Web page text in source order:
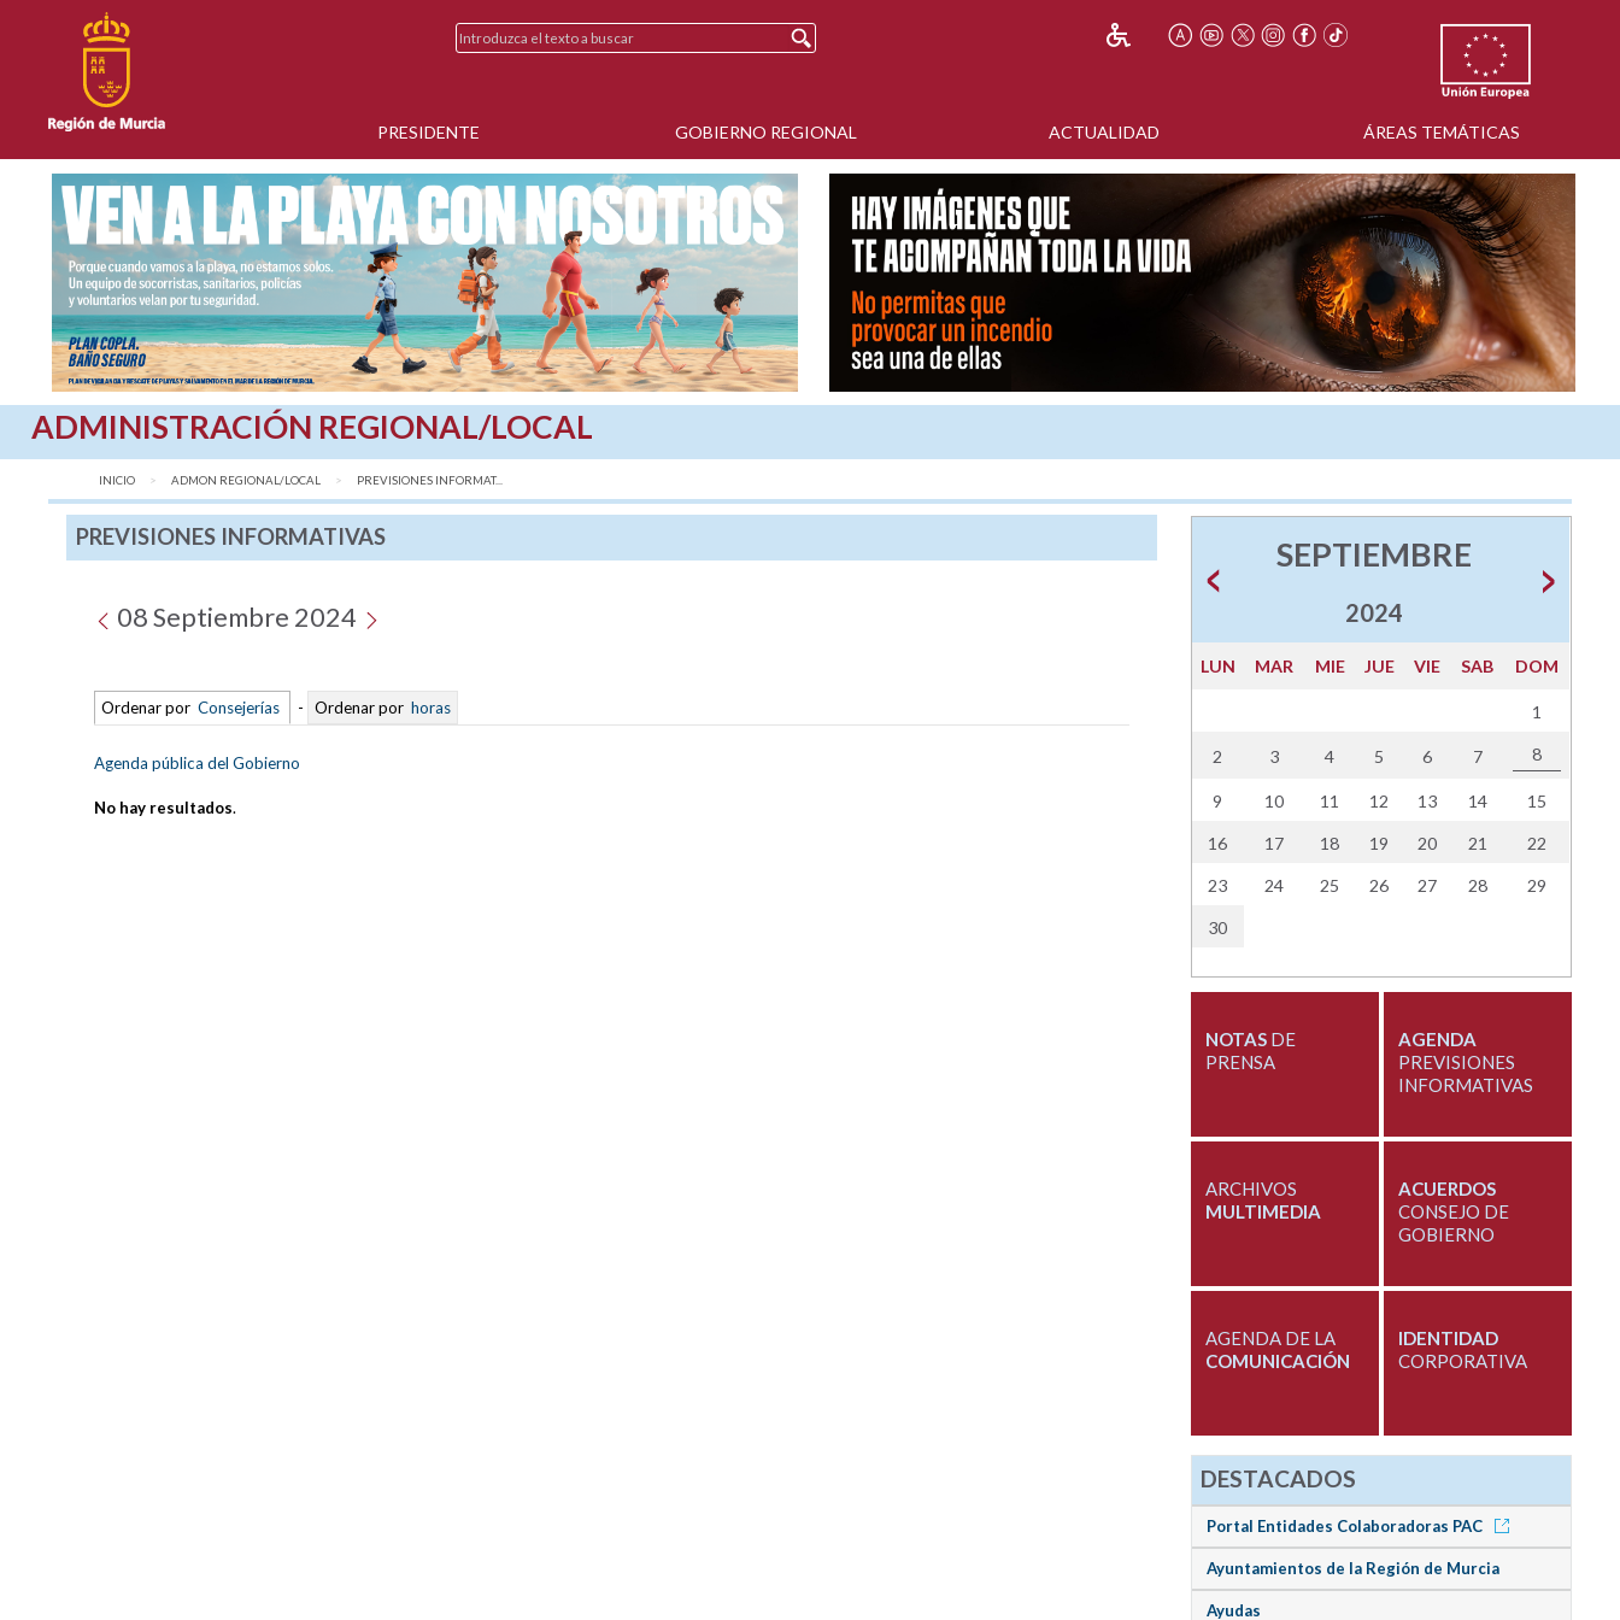
PRESIDENTE GOBIERNO REGIONAL ACTUALIDAD ÁREAS TEMÁTICAS
ADMINISTRACIÓN REGIONAL/LOCAL
INICIO ADMON REGIONAL/LOCAL AQUÍ:
PREVISIONES INFORMAT...
PREVISIONES INFORMATIVAS
08 Septiembre 2024
Ordenar por Consejerías - Ordenar por horas
Agenda pública del Gobierno
No hay resultados.
SEPTIEMBRE
2024
LUN MAR MIE JUE VIE SAB DOM
1
2 3 4 5 6 7 8
9 10 11 12 13 14 15
16 17 18 19 20 21 22
23 24 25 26 27 28 29
30
NOTASDE
PRENSA
AGENDA
PREVISIONES
INFORMATIVAS
ARCHIVOS
MULTIMEDIA
ACUERDOS
CONSEJO DE
GOBIERNO
AGENDA DE LA
COMUNICACIÓN
IDENTIDAD
CORPORATIVA
DESTACADOS
Portal Entidades Colaboradoras PAC
Ayuntamientos de la Región de Murcia
Ayudas